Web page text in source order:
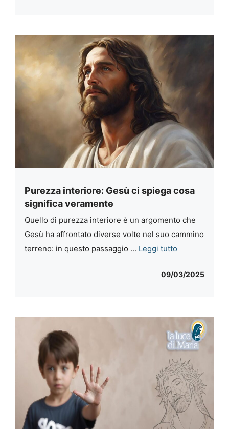
Purezza interiore: Gesù ci spiega cosa
significa veramente
Quello di purezza interiore è un argomento che
Gesù ha affrontato diverse volte nel suo cammino
terreno: in questo passaggio ... Leggi tutto
09/03/2025